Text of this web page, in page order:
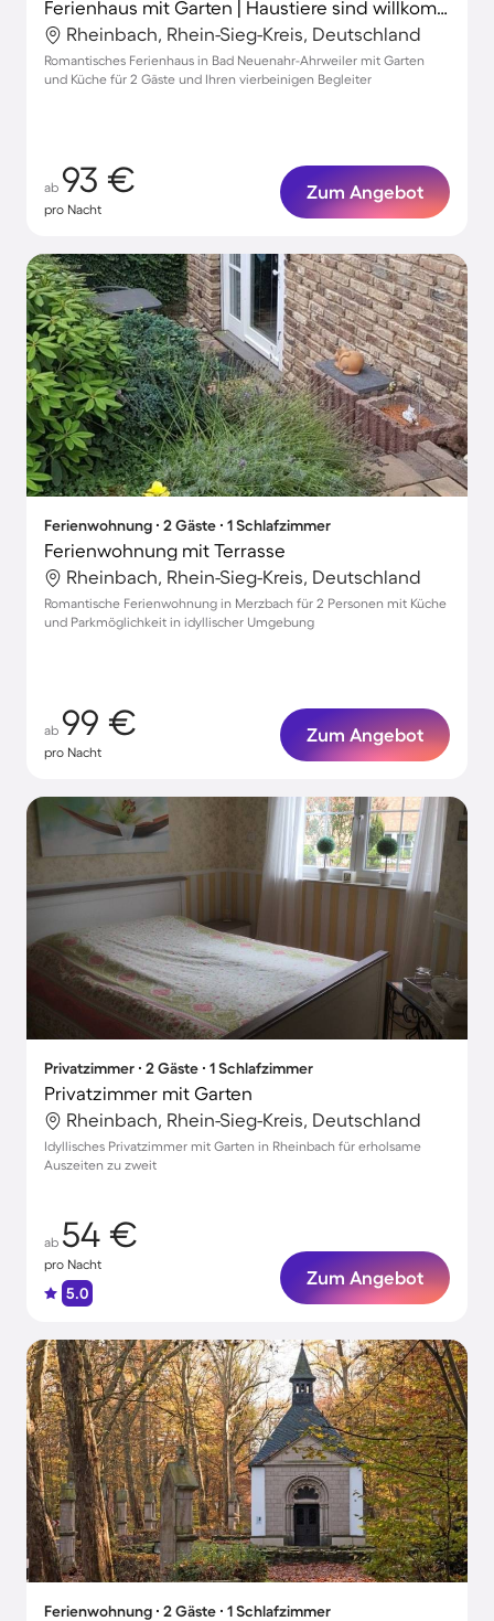
Ferienhaus mit Garten | Haustiere sind willkommen
Rheinbach, Rhein-Sieg-Kreis, Deutschland
Romantisches Ferienhaus in Bad Neuenahr-Ahrweiler mit Garten
und Küche für 2 Gäste und Ihren vierbeinigen Begleiter
ab 93 €
pro Nacht
Zum Angebot
Ferienwohnung ∙ 2 Gäste ∙ 1 Schlafzimmer
Ferienwohnung mit Terrasse
Rheinbach, Rhein-Sieg-Kreis, Deutschland
Romantische Ferienwohnung in Merzbach für 2 Personen mit Küche
und Parkmöglichkeit in idyllischer Umgebung
ab 99 €
pro Nacht
Zum Angebot
Privatzimmer ∙ 2 Gäste ∙ 1 Schlafzimmer
Privatzimmer mit Garten
Rheinbach, Rhein-Sieg-Kreis, Deutschland
Idyllisches Privatzimmer mit Garten in Rheinbach für erholsame
Auszeiten zu zweit
ab 54 €
pro Nacht
5.0
Zum Angebot
Ferienwohnung ∙ 2 Gäste ∙ 1 Schlafzimmer